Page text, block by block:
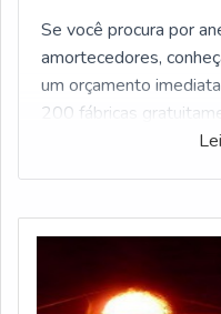
Se você procura por
amortecedores,
um orçamento
200 fábricas